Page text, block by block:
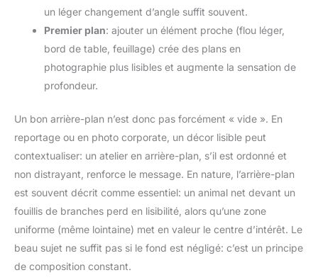
un léger changement d’angle suffit souvent.
Premier plan: ajouter un élément proche (flou léger,
bord de table, feuillage) crée des plans en
photographie plus lisibles et augmente la sensation de
profondeur.
Un bon arrière-plan n’est donc pas forcément « vide ». En
reportage ou en photo corporate, un décor lisible peut
contextualiser: un atelier en arrière-plan, s’il est ordonné et
non distrayant, renforce le message. En nature, l’arrière-plan
est souvent décrit comme essentiel: un animal net devant un
fouillis de branches perd en lisibilité, alors qu’une zone
uniforme (même lointaine) met en valeur le centre d’intérêt. Le
beau sujet ne suffit pas si le fond est négligé: c’est un principe
de composition constant.